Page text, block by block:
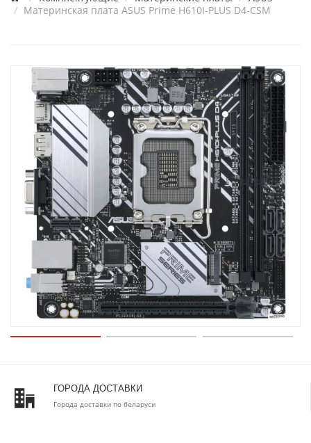
Материнская плата ASUS Prime H610I-PLUS D4-CSM
ГОРОДА ДОСТАВКИ
Города доставки по беларуси